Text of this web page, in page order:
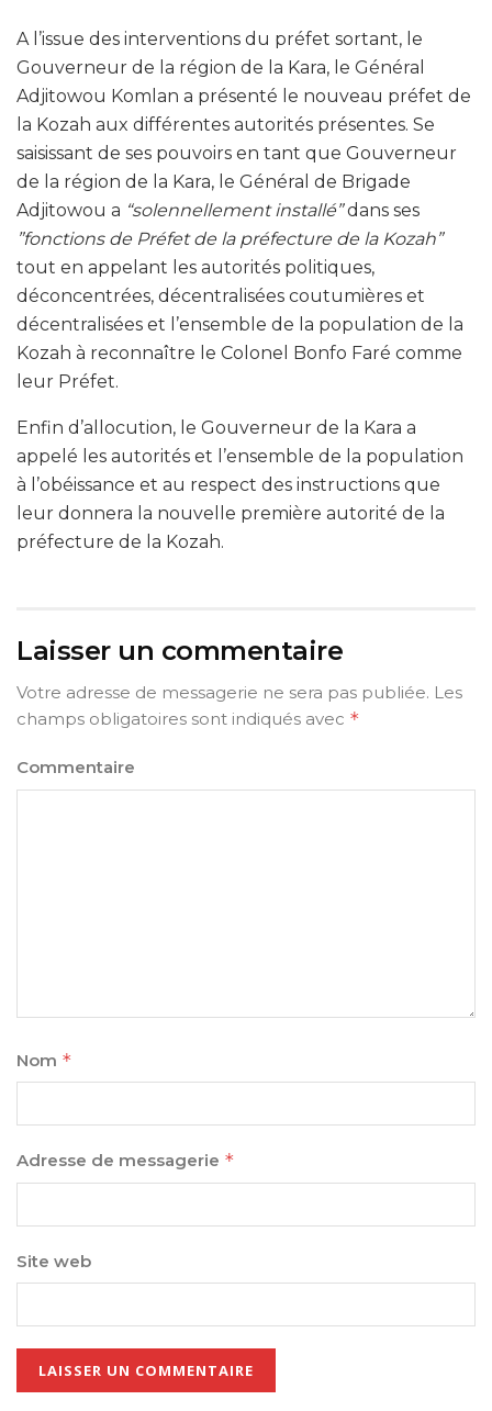
A l’issue des interventions du préfet sortant, le
Gouverneur de la région de la Kara, le Général
Adjitowou Komlan a présenté le nouveau préfet de
la Kozah aux différentes autorités présentes. Se
saisissant de ses pouvoirs en tant que Gouverneur
de la région de la Kara, le Général de Brigade
Adjitowou a “solennellement installé”dans ses
”fonctions de Préfet de la préfecture de la Kozah”
tout en appelant les autorités politiques,
déconcentrées, décentralisées coutumières et
décentralisées et l’ensemble de la population de la
Kozah à reconnaître le Colonel Bonfo Faré comme
leur Préfet.
Enfin d’allocution, le Gouverneur de la Kara a
appelé les autorités et l’ensemble de la population
à l’obéissance et au respect des instructions que
leur donnera la nouvelle première autorité de la
préfecture de la Kozah.
Laisser un commentaire
Votre adresse de messagerie ne sera pas publiée. Les
champs obligatoires sont indiqués avec *
Commentaire
Nom *
Adresse de messagerie *
Site web